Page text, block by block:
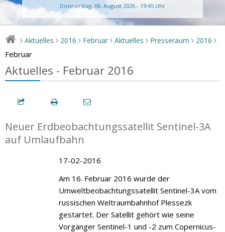
Donnerstag, 06. August 2026 - 19:45 Uhr
> Aktuelles > 2016 > Februar > Aktuelles > Presseraum > 2016 >
Februar
Aktuelles - Februar 2016
Neuer Erdbeobachtungssatellit Sentinel-3A
auf Umlaufbahn
17-02-2016
Am 16. Februar 2016 wurde der
Umweltbeobachtungssatellit Sentinel-3A vom
russischen Weltraumbahnhof Plessezk
gestartet. Der Satellit gehört wie seine
Vorgänger Sentinel-1 und -2 zum Copernicus-